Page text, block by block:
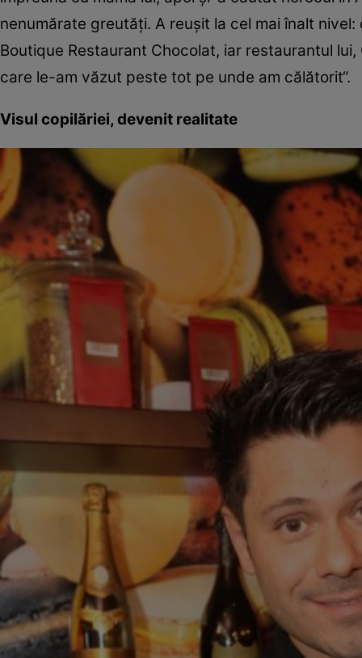
nenumărate greutăţi. A reuşit la cel mai înalt
Boutique Restaurant Chocolat, iar restaurantul
care le-am văzut peste tot pe unde am călătorit“.
Visul copilăriei, devenit realitate